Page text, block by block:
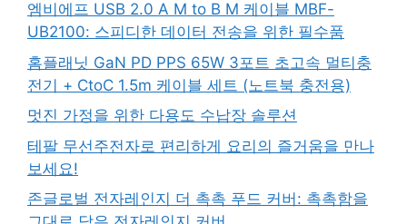
엠비에프 USB 2.0 A M to B M 케이블 MBF-
UB2100: 스피디한 데이터 전송을 위한 필수품
홈플래닛 GaN PD PPS 65W 3포트 초고속 멀티충
전기 + CtoC 1.5m 케이블 세트 (노트북 충전용)
멋진 가정을 위한 다용도 수납장 솔루션
테팔 무선주전자로 편리하게 요리의 즐거움을 만나
보세요!
존글로벌 전자레인지 더 촉촉 푸드 커버: 촉촉함을